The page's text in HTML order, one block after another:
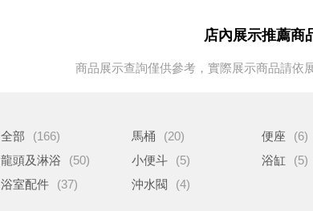
店內展示推薦商
商品展示查詢僅供參考，實際展示商品請依
全部 (166) 馬桶 (20) 便座 (6)
龍頭及淋浴
(50) 小便斗 (5) 浴缸 (5)
浴室配件
(37) 沖水閥 (4)